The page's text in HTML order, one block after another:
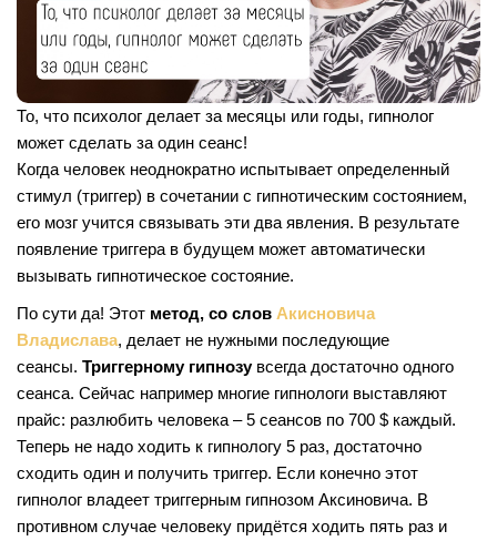
То, что психолог делает за месяцы или годы, гипнолог
может сделать за один сеанс!
Когда человек неоднократно испытывает определенный
стимул (триггер) в сочетании с гипнотическим состоянием,
его мозг учится связывать эти два явления. В результате
появление триггера в будущем может автоматически
вызывать гипнотическое состояние.
По сути да! Этот метод, со слов Акисновича
Владислава, делает не нужными последующие
сеансы. Триггерному гипнозувсегда достаточно одного
сеанса. Сейчас например многие гипнологи выставляют
прайс: разлюбить человека – 5 сеансов по 700 $ каждый.
Теперь не надо ходить к гипнологу 5 раз, достаточно
сходить один и получить триггер. Если конечно этот
гипнолог владеет триггерным гипнозом Аксиновича. В
противном случае человеку придётся ходить пять раз и